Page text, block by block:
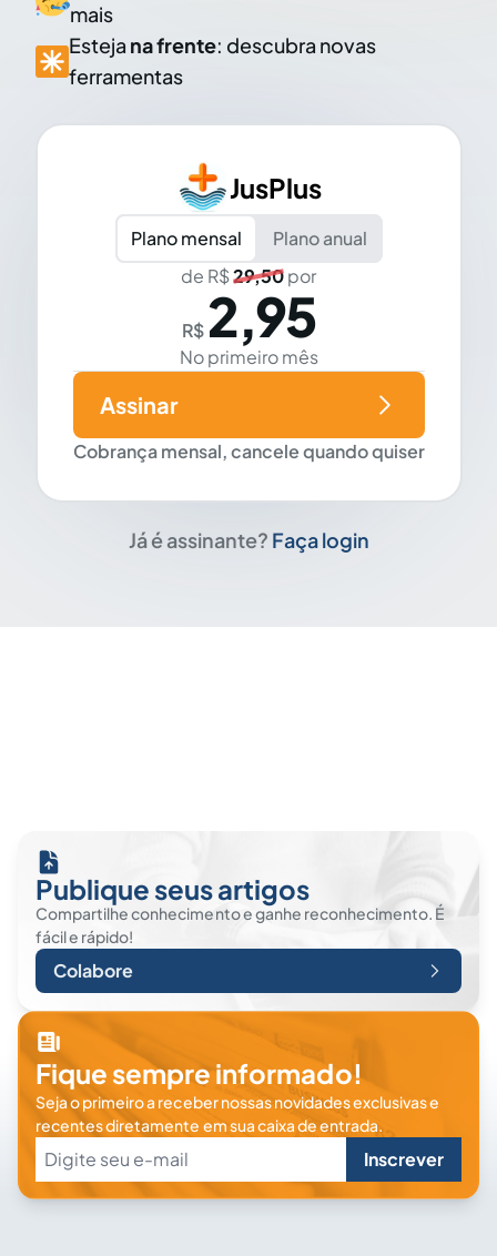
mais
Esteja na frente: descubra novas
ferramentas
JusPlus
Plano mensal
Plano anual
de R$29,50por
R$ 2,95
No primeiro mês
Cobrança mensal, cancele quando quiser
Assinar
Já é assinante? Faça login
Publique seus artigos
Compartilhe conhecimento e ganhe reconhecimento. É
fácil e rápido!
Colabore
Fique sempre informado!
Seja o primeiro a receber nossas novidades exclusivas e
recentes diretamente em sua caixa de entrada.
Inscrever